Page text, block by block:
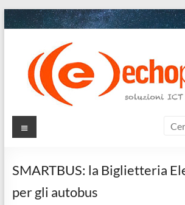
Salta
al
Echopress
–
soluzioni
Menu
SMARTBUS: la Biglietteria
per gli autobus